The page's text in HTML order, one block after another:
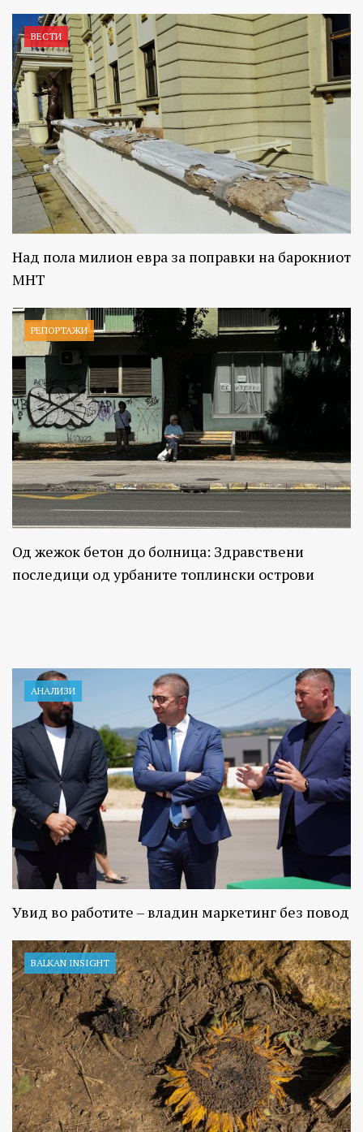
ВЕСТИ
Над пола милион евра за поправки на барокниот
МНТ
РЕПОРТАЖИ
Од жежок бетон до болница: Здравствени
последици од урбаните топлински острови
АНАЛИЗИ
Увид во работите – владин маркетинг без повод
BALKAN INSIGHT